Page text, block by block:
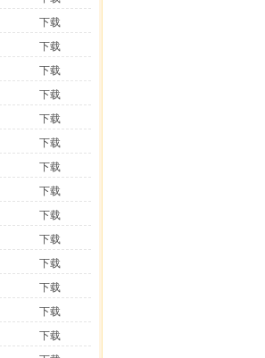
下载
下载
下载
下载
下载
下载
下载
下载
下载
下载
下载
下载
下载
下载